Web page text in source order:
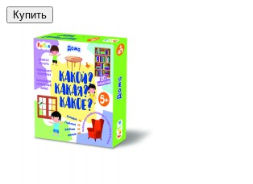
Купить